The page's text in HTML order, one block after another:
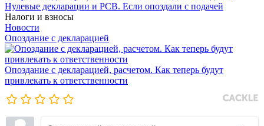
Нулевые декларации и РСВ. Если опоздали с подачей
Налоги и взносы
Новости
Опоздание с декларацией
Опоздание с декларацией, расчетом. Как теперь будут
привлекать к ответственности